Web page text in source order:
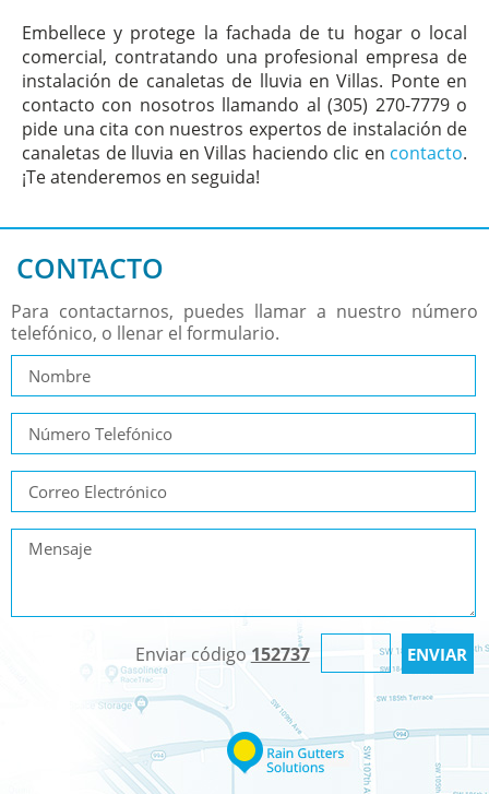
Embellece y protege la fachada de tu hogar o local
comercial, contratando una profesional empresa de
instalación de canaletas de lluvia en Villas. Ponte en
contacto con nosotros llamando al (305) 270-7779 o
pide una cita con nuestros expertos de instalación de
canaletas de lluvia en Villas haciendo clic en contacto.
¡Te atenderemos en seguida!
CONTACTO
Para contactarnos, puedes llamar a nuestro número
telefónico, o llenar el formulario.
Enviar código 152737